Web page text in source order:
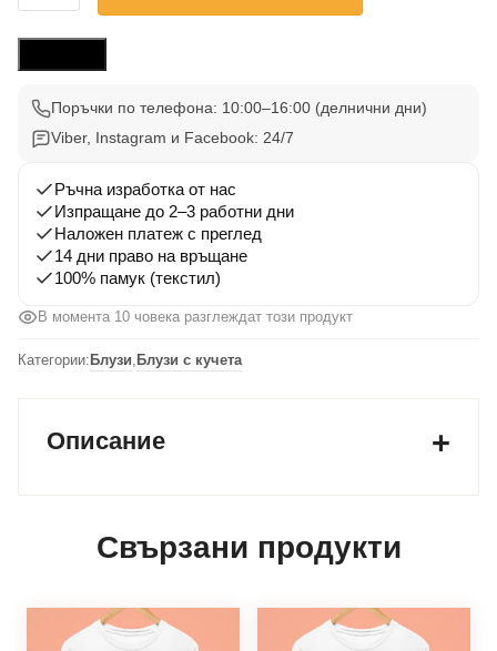
Териер
003
Поръчки по телефона: 10:00–16:00 (делнични дни)
Viber, Instagram и Facebook: 24/7
Ръчна изработка от нас
Изпращане до 2–3 работни дни
Наложен платеж с преглед
14 дни право на връщане
100% памук (текстил)
В момента 10 човека разглеждат този продукт
Категории: Блузи Блузи с кучета
Описание
Свързани продукти